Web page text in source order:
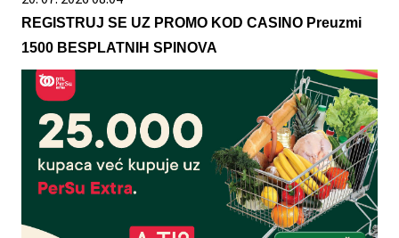
REGISTRUJ SE UZ PROMO KOD CASINO Preuzmi
1500 BESPLATNIH SPINOVA